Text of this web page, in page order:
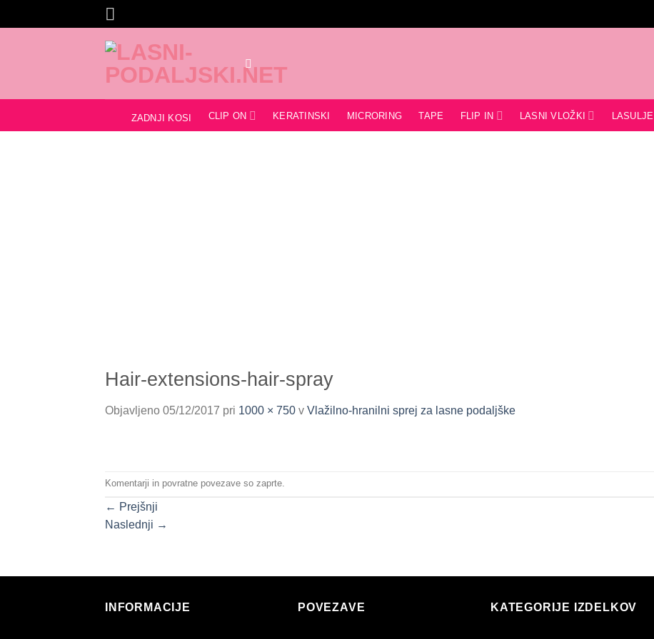
na
ZADNJI KOSI CLIP ON KERATINSKI MICRORING TAPE FLIP IN LASNI VLOŽKI LASULJE
Hair-extensions-hair-spray
Objavljeno 05/12/2017 pri 1000 × 750 v Vlažilno-hranilni sprej za lasne podaljške
Komentarji in povratne povezave so zaprte.
← Prejšnji
Naslednji →
INFORMACIJE POVEZAVE KATEGORIJE IZDELKOV